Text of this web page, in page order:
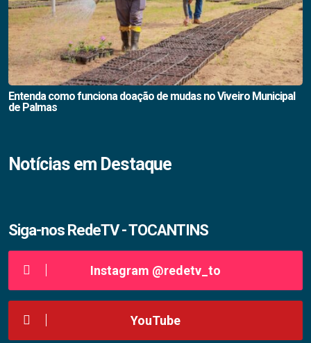
Entenda como funciona doação de mudas no Viveiro Municipal
de Palmas
Notícias em Destaque
Siga-nos RedeTV - TOCANTINS
Instagram @redetv_to
YouTube